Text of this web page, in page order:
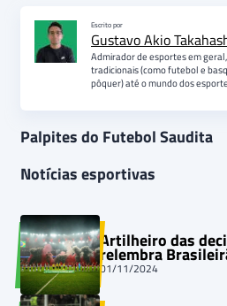
Escrito por
Gustavo Akio
Admirador de esportes em
tradicionais (como futebol e
pôquer) até o mundo dos
Palpites do Futebol Saudita
Notícias esportivas
Artilheiro das
relembra
01/11/2024